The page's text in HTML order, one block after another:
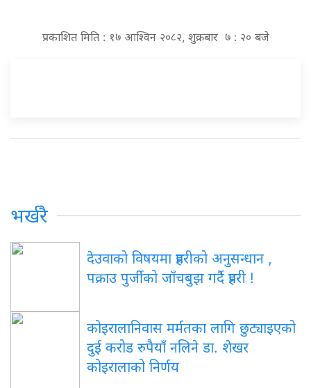
प्रकाशित मिति : १७ आश्विन २०८२, शुक्रबार ७ : २० बजे
भर्खरै
देउवाको विषयमा प्रहरीको अनुसन्धान ,
पक्राउ पुर्जीको जाँचबुझ गर्दै प्रहरी !
कोइरालानिवास मर्मतका लागि छुट्याइएको
दुई करोड रुपैयाँ नलिने डा. शेखर
कोइरालाको निर्णय